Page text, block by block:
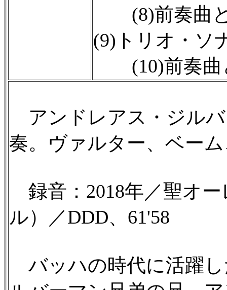
(8)前奏曲と
(9)トリオ・ソ
(10)前奏曲
アンドレアス・ジル
奏。ヴァルター、ベー
録音：2018年／聖オ
ル）／DDD、61'58
バッハの時代に活躍